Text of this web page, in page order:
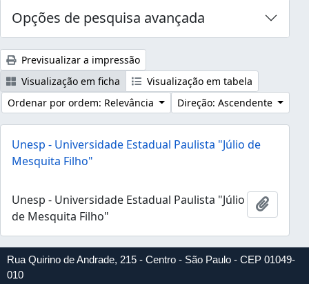
Opções de pesquisa avançada
Previsualizar a impressão
Visualização em ficha
Visualização em tabela
Ordenar por ordem: Relevância
Direção: Ascendente
Unesp - Universidade Estadual Paulista "Júlio de
Mesquita Filho"
Unesp - Universidade Estadual Paulista "Júlio
de Mesquita Filho"
Rua Quirino de Andrade, 215 - Centro - São Paulo - CEP 01049-
010